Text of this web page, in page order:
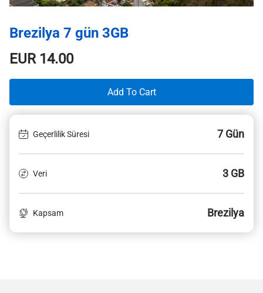
Brezilya 7 gün 3GB
EUR14.00
Add To Cart
Geçerlilik Süresi 7 Gün
Veri 3 GB
Kapsam Brezilya